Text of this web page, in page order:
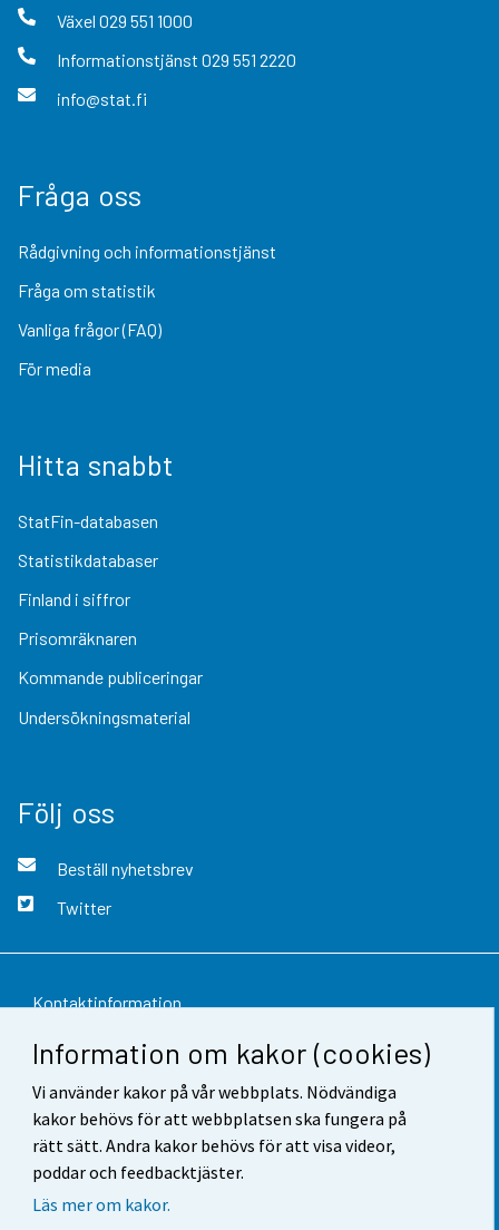
Information om kakor (cookies)
Vi använder kakor på vår webbplats. Nödvändiga
kakor behövs för att webbplatsen ska fungera på
rätt sätt. Andra kakor behövs för att visa videor,
poddar och feedbacktjäster.
Läs mer om kakor.
Växel 029 551 1000
Informationstjänst 029 551 2220
info@stat.fi
Fråga oss
Rådgivning och informationstjänst
Fråga om statistik
Vanliga frågor (FAQ)
För media
Hitta snabbt
StatFin-databasen
Statistikdatabaser
Finland i siffror
Prisomräknaren
Kommande publiceringar
Undersökningsmaterial
Följ oss
Beställ nyhetsbrev
Twitter
Kontaktinformation
Respons
Användarvillkor
Dataskydd
Tillgänglighet